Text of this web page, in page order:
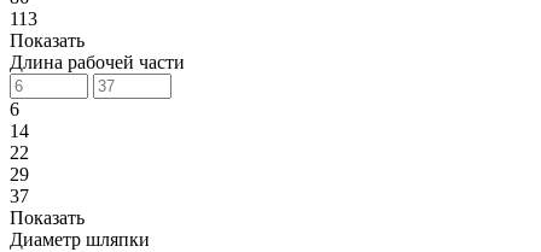
113
Показать
Длина рабочей части
6
14
22
29
37
Показать
Диаметр шляпки